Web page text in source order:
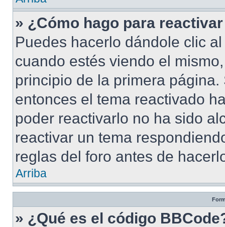
» ¿Cómo hago para
Puedes hacerlo dándole clic
cuando estés viendo el
principio de la primera
entonces el tema reactivado
poder reactivarlo no ha sido
reactivar un tema
reglas del foro antes de
Arriba
» ¿Qué es el código